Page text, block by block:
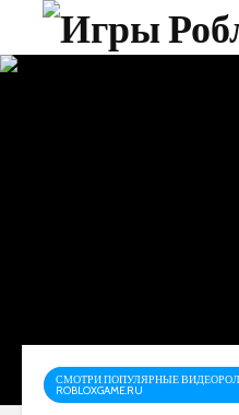
СМОТРИ ПОПУЛЯРНЫЕ
ROBLOXGAME.RU